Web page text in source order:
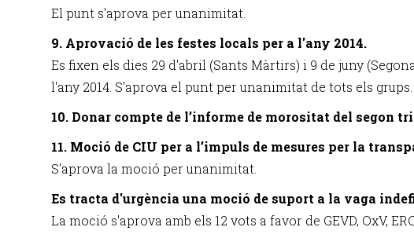
El punt s'aprova per unanimitat.
9. Aprovació de les festes locals per a l'any 2014.
Es fixen els dies 29 d'abril (Sants Màrtirs) i 9 de juny
l'any 2014. S'aprova el punt per unanimitat de tots els grups.
10. Donar compte de l’informe de morositat del segon
11. Moció de CIU per a l’impuls de mesures per la
S'aprova la moció per unanimitat.
Es tracta d'urgència una moció de suport a la vaga
La moció s'aprova amb els 12 vots a favor de GEVD, OxV,